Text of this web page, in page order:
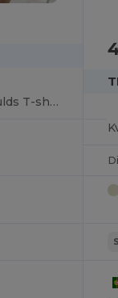
Kvinders ærmeløse bomulds T-shirt. Hvid